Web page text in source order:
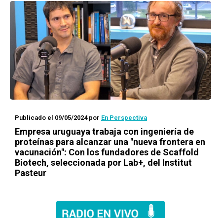
Publicado el 09/05/2024por En Perspectiva
Empresa uruguaya trabaja con ingeniería de
proteínas para alcanzar una "nueva frontera en
vacunación": Con los fundadores de Scaffold
Biotech, seleccionada por Lab+, del Institut
Pasteur